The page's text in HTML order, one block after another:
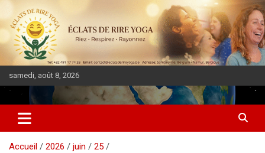
samedi, août 8, 2026
DIASPORA PULSE
Accueil 2026 juin
25